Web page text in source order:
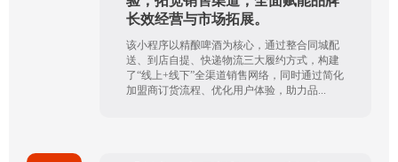
长效经营与市场拓展。
该小程序以精酿啤酒为核心，通过整合同城配
送、到店自提、快递物流三大履约方式，构建
了“线上+线下”全渠道销售网络，同时通过简化
加盟商订货流程、优化用户体验，助力品...